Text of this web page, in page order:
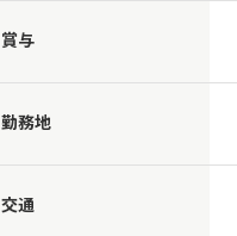
賞与
勤務地
交通